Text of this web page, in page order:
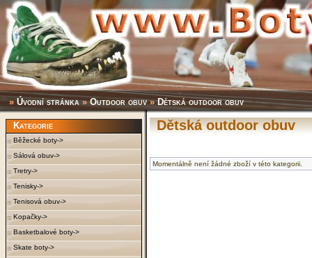
» Úvodní stránka»Outdoor obuv»Dětská outdoor obuv
Kategorie
Běžecké boty->
Sálová obuv->
Tretry->
Tenisky->
Tenisová obuv->
Kopačky->
Basketbalové boty->
Skate boty->
Dětská outdoor obuv
Momentálně není žádné zboží v této kategorii.